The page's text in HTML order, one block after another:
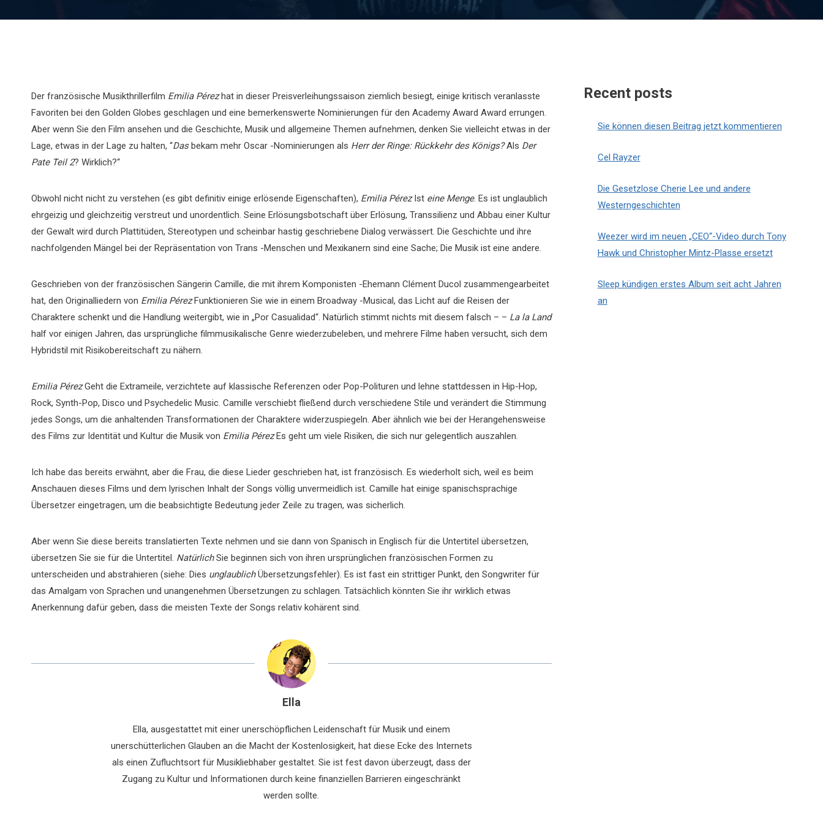
Der französische Musikthrillerfilm Emilia Pérez hat in dieser Preisverleihungssaison ziemlich besiegt, einige kritisch veranlasste
Favoriten bei den Golden Globes geschlagen und eine bemerkenswerte Nominierungen für den Academy Award Award errungen.
Aber wenn Sie den Film ansehen und die Geschichte, Musik und allgemeine Themen aufnehmen, denken Sie vielleicht etwas in der
Lage, etwas in der Lage zu halten, “Dasbekam mehr Oscar -Nominierungen als Herr der Ringe: Rückkehr des Königs?Als Der
Pate Teil 2? Wirklich?“
Obwohl nicht nicht zu verstehen (es gibt definitiv einige erlösende Eigenschaften), Emilia Pérez Ist eine Menge. Es ist unglaublich
ehrgeizig und gleichzeitig verstreut und unordentlich. Seine Erlösungsbotschaft über Erlösung, Transsilienz und Abbau einer Kultur
der Gewalt wird durch Plattitüden, Stereotypen und scheinbar hastig geschriebene Dialog verwässert. Die Geschichte und ihre
nachfolgenden Mängel bei der Repräsentation von Trans -Menschen und Mexikanern sind eine Sache; Die Musik ist eine andere.
Geschrieben von der französischen Sängerin Camille, die mit ihrem Komponisten -Ehemann Clément Ducol zusammengearbeitet
hat, den Originalliedern von Emilia PérezFunktionieren Sie wie in einem Broadway -Musical, das Licht auf die Reisen der
Charaktere schenkt und die Handlung weitergibt, wie in „Por Casualidad“. Natürlich stimmt nichts mit diesem falsch – – La la Land
half vor einigen Jahren, das ursprüngliche filmmusikalische Genre wiederzubeleben, und mehrere Filme haben versucht, sich dem
Hybridstil mit Risikobereitschaft zu nähern.
Emilia PérezGeht die Extrameile, verzichtete auf klassische Referenzen oder Pop-Polituren und lehne stattdessen in Hip-Hop,
Rock, Synth-Pop, Disco und Psychedelic Music. Camille verschiebt fließend durch verschiedene Stile und verändert die Stimmung
jedes Songs, um die anhaltenden Transformationen der Charaktere widerzuspiegeln. Aber ähnlich wie bei der Herangehensweise
des Films zur Identität und Kultur die Musik von Emilia PérezEs geht um viele Risiken, die sich nur gelegentlich auszahlen.
Ich habe das bereits erwähnt, aber die Frau, die diese Lieder geschrieben hat, ist französisch. Es wiederholt sich, weil es beim
Anschauen dieses Films und dem lyrischen Inhalt der Songs völlig unvermeidlich ist. Camille hat einige spanischsprachige
Übersetzer eingetragen, um die beabsichtigte Bedeutung jeder Zeile zu tragen, was sicherlich.
Aber wenn Sie diese bereits translatierten Texte nehmen und sie dann von Spanisch in Englisch für die Untertitel übersetzen,
übersetzen Sie sie für die Untertitel. NatürlichSie beginnen sich von ihren ursprünglichen französischen Formen zu
unterscheiden und abstrahieren (siehe: Dies unglaublichÜbersetzungsfehler). Es ist fast ein strittiger Punkt, den Songwriter für
das Amalgam von Sprachen und unangenehmen Übersetzungen zu schlagen. Tatsächlich könnten Sie ihr wirklich etwas
Anerkennung dafür geben, dass die meisten Texte der Songs relativ kohärent sind.
Ella
Ella, ausgestattet mit einer unerschöpflichen Leidenschaft für Musik und einem
unerschütterlichen Glauben an die Macht der Kostenlosigkeit, hat diese Ecke des Internets
als einen Zufluchtsort für Musikliebhaber gestaltet. Sie ist fest davon überzeugt, dass der
Zugang zu Kultur und Informationen durch keine finanziellen Barrieren eingeschränkt
werden sollte.
Recent posts
Sie können diesen Beitrag jetzt kommentieren
Cel Rayzer
Die Gesetzlose Cherie Lee und andere
Westerngeschichten
Weezer wird im neuen „CEO“-Video durch Tony
Hawk und Christopher Mintz-Plasse ersetzt
Sleep kündigen erstes Album seit acht Jahren
an